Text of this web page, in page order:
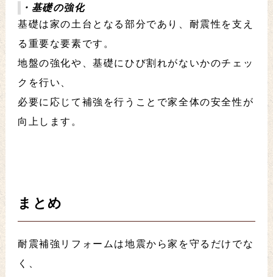
・基礎の強化
基礎は家の土台となる部分であり、耐震性を支え
る重要な要素です。
地盤の強化や、基礎にひび割れがないかのチェッ
クを行い、
必要に応じて補強を行うことで家全体の安全性が
向上します。
まとめ
耐震補強リフォームは地震から家を守るだけでな
く、